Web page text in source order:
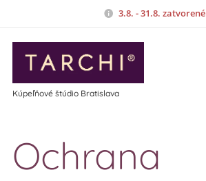
3.8. - 31.8. zatvorené
Kúpeľňové štúdio Bratislava
Ochrana